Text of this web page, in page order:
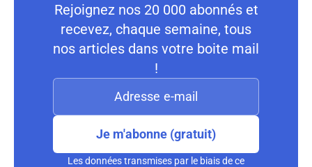
Rejoignez nos 20 000 abonnés et
recevez, chaque semaine, tous
nos articles dans votre boite mail
!
Je m'abonne (gratuit)
Les données transmises par le biais de ce